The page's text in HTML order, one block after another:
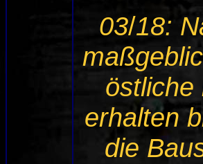
03/18:
östliche
erhalten
die